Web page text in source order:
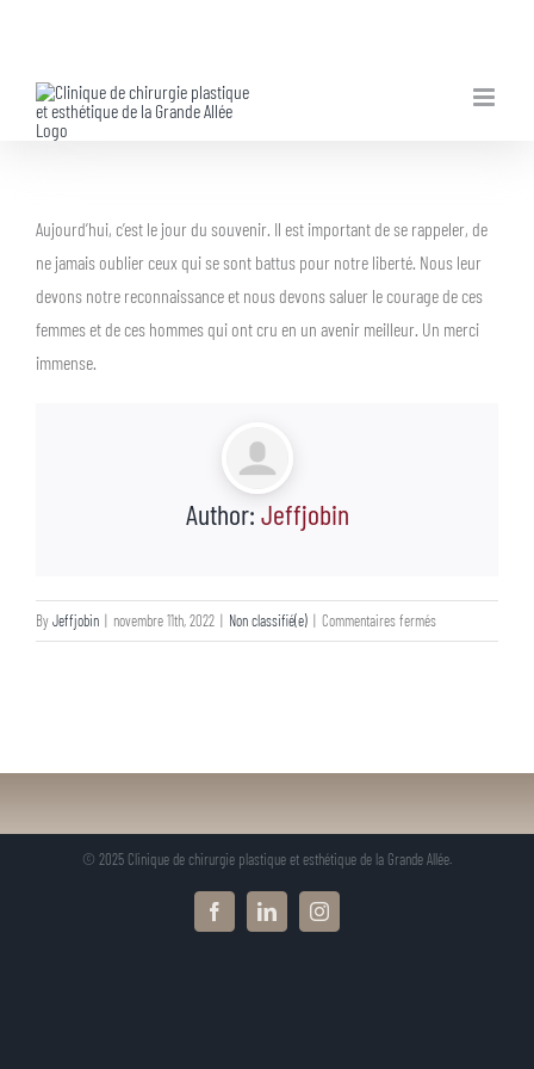
content
Aujourd’hui, c’est le jour du souvenir. Il est important de se rappeler, de
ne jamais oublier ceux qui se sont battus pour notre liberté. Nous leur
devons notre reconnaissance et nous devons saluer le courage de ces
femmes et de ces hommes qui ont cru en un avenir meilleur. Un merci
immense.
Author: Jeffjobin
ByJeffjobin | novembre 11th, 2022 | Non classifié(e) | Commentaires ferméssur
© 2025 Clinique de chirurgie plastique et esthétique de la Grande Allée.
FacebookLinkedInInstagram